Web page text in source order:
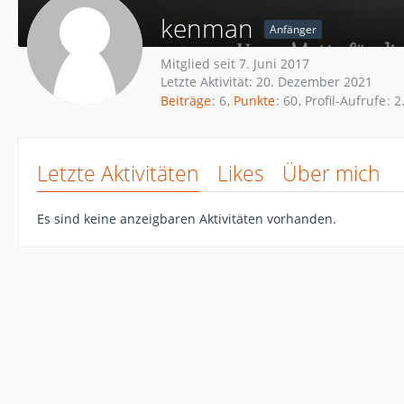
kenman Anfänger
Mitglied seit 7. Juni 2017
Letzte Aktivität: 20. Dezember 2021
Beiträge 6 Punkte 60 Profil-Aufrufe
Letzte Aktivitäten Likes Über mich
Es sind keine anzeigbaren Aktivitäten vorhanden.